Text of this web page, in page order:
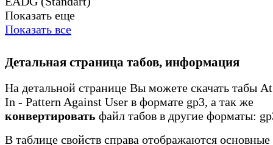
Показать еще
Показать все
Детальная страница табов, информация
На детальной странице Вы можете скачать табы
In - Pattern Against User в формате gp3, а так же
конвертировать файл табов в другие форматы:
В таблице свойств справа отображаются основные